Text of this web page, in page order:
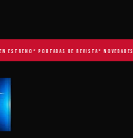
* PORTADAS DE REVISTA * NOVEDADES TV